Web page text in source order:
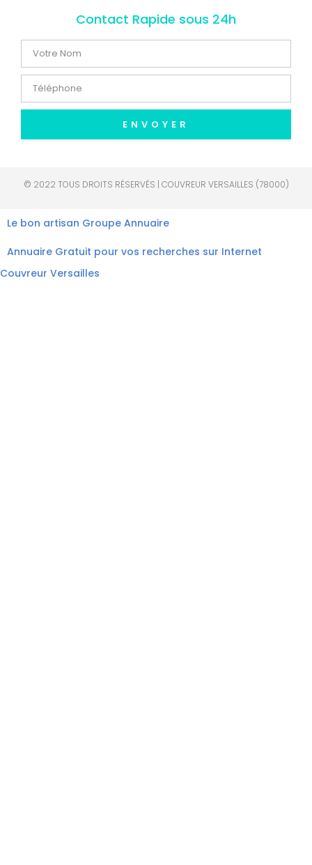
Contact Rapide sous 24h
ENVOYER
© 2022 TOUS DROITS RÉSERVÉS | COUVREUR VERSAILLES (78000)
Le bon artisan Groupe Annuaire
Annuaire Gratuit pour vos recherches sur Internet
Couvreur Versailles